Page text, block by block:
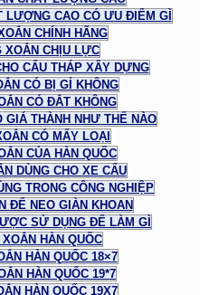
LƯỢNG CAO CÓ ƯU ĐIỂM GÌ
CHÍNH HÃNG
XOẮN CHỊU LỰC
CẨU THÁP XÂY DỰNG
CÓ BỊ GỈ KHÔNG
CÓ ĐẮT KHÔNG
GIÁ THÀNH NHƯ THẾ NÀO
CÓ MẤY LOẠI
CỦA HÀN QUỐC
DÙNG CHO XE CẨU
TRONG CÔNG NGHIỆP
ĐỂ NEO GIÀN KHOAN
SỬ DỤNG ĐỂ LÀM GÌ
HÀN QUỐC
HÀN QUỐC 18×7
HÀN QUỐC 19*7
HÀN QUỐC 19X7